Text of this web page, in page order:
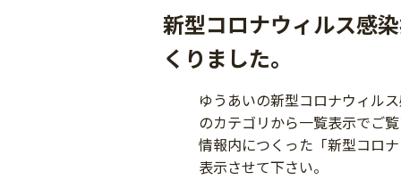
新型コロナウィルス感
くりました。
ゆうあいの新型コロナウィル
のカテゴリから一覧表示でご
情報内につくった「新型コロ
表示させて下さい。